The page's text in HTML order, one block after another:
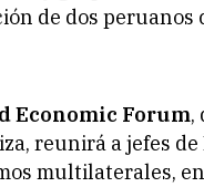
de dos peruanos
Economic Forum,
reunirá a jefes
multilaterales,